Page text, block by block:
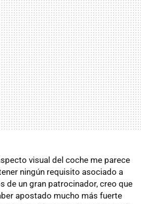
visual del coche me parece
ningún requisito asociado a
de un gran patrocinador, creo que
apostado mucho más fuerte